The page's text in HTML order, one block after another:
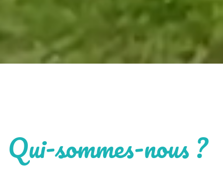
Qui-sommes-nous ?